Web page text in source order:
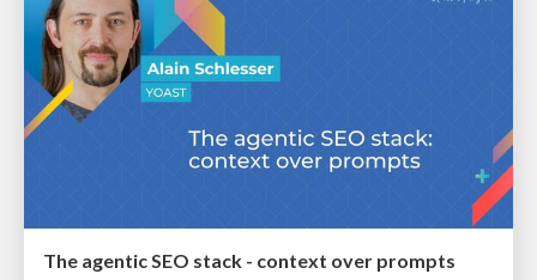
The agentic SEO stack - context over prompts